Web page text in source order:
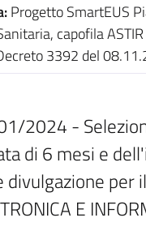
Progetto SmartEUS
capofila
3392 del
2024 -
di 6 mesi e
per
E